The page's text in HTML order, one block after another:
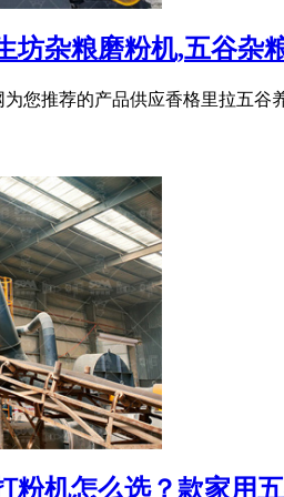
坊杂粮磨粉机,五谷杂
您推荐的产品供应香格里拉五
粉机怎么选？款家用